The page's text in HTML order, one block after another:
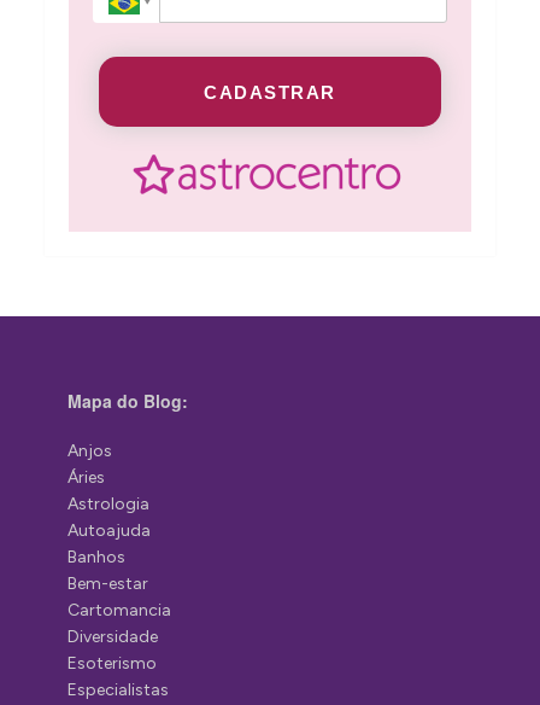
CADASTRAR
Mapa do Blog:
Anjos
Áries
Astrologia
Autoajuda
Banhos
Bem-estar
Cartomancia
Diversidade
Esoterismo
Especialistas